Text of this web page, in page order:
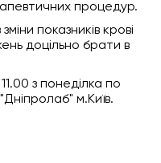
процедур.
показників крові
доцільно брати в
з понеділка по
м.Київ.